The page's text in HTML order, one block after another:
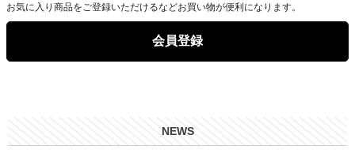
お気に入り商品をご登録いただけるなどお買い物が便利になります。
会員登録
NEWS